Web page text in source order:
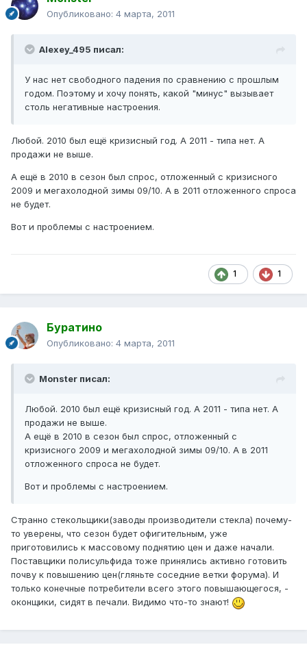
Опубликовано: 4 марта, 2011
Alexey_495 писал:
У нас нет свободного падения по сравнению с прошлым
годом. Поэтому и хочу понять, какой "минус" вызывает
столь негативные настроения.
Любой. 2010 был ещё кризисный год. А 2011 - типа нет. А
продажи не выше.
А ещё в 2010 в сезон был спрос, отложенный с кризисного
2009 и мегахолодной зимы 09/10. А в 2011 отложенного спроса
не будет.
Вот и проблемы с настроением.
1 1
Буратино
Опубликовано: 4 марта, 2011
Monster писал:
Любой. 2010 был ещё кризисный год. А 2011 - типа нет. А
продажи не выше.
А ещё в 2010 в сезон был спрос, отложенный с
кризисного 2009 и мегахолодной зимы 09/10. А в 2011
отложенного спроса не будет.
Вот и проблемы с настроением.
Странно стекольщики(заводы производители стекла) почему-
то уверены, что сезон будет офигительным, уже
приготовились к массовому поднятию цен и даже начали.
Поставщики полисульфида тоже принялись активно готовить
почву к повышению цен(гляньте соседние ветки форума). И
только конечные потребители всего этого повышающегося, -
оконщики, сидят в печали. Видимо что-то знают!